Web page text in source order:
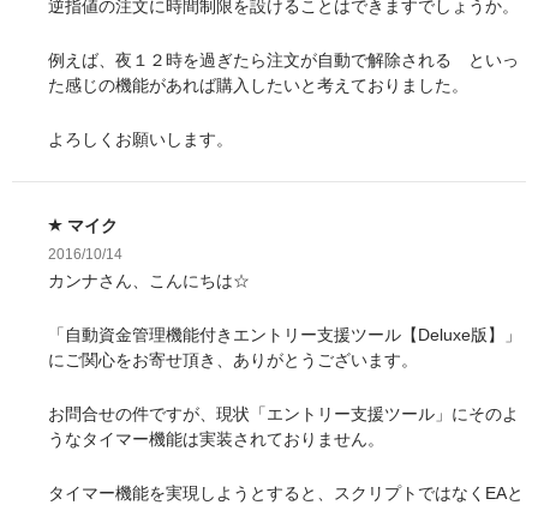
逆指値の注文に時間制限を設けることはできますでしょうか。
例えば、夜１２時を過ぎたら注文が自動で解除される といっ
た感じの機能があれば購入したいと考えておりました。
よろしくお願いします。
マイク
2016/10/14
カンナさん、こんにちは☆
「自動資金管理機能付きエントリー支援ツール【Deluxe版】」
にご関心をお寄せ頂き、ありがとうございます。
お問合せの件ですが、現状「エントリー支援ツール」にそのよ
うなタイマー機能は実装されておりません。
タイマー機能を実現しようとすると、スクリプトではなくEAと